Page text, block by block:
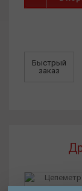
Быстрый
заказ